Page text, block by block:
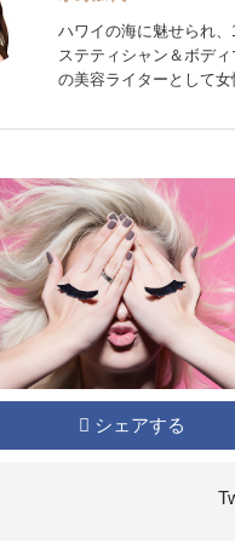
ハワイの海に魅せられ
ステティシャン＆ボデ
の美容ライターとして
シェアする